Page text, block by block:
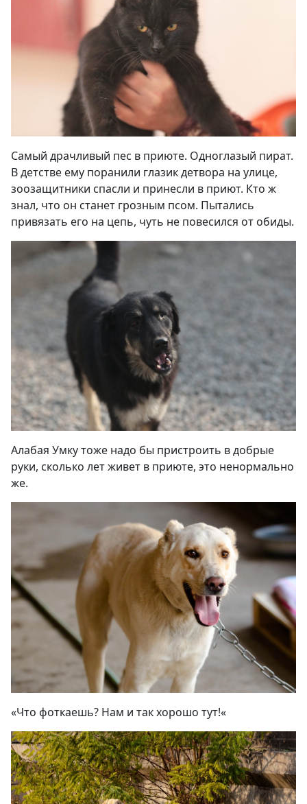
Самый драчливый пес в приюте. Одноглазый пират.
В детстве ему поранили глазик детвора на улице,
зоозащитники спасли и принесли в приют. Кто ж
знал, что он станет грозным псом. Пытались
привязать его на цепь, чуть не повесился от обиды.
Алабая Умку тоже надо бы пристроить в добрые
руки, сколько лет живет в приюте, это ненормально
же.
«Что фоткаешь? Нам и так хорошо тут!«